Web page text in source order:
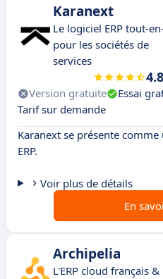
Karanext
Le logiciel ERP tout-
pour les sociétés de
services
4.8
Version gratuite Essai
Tarif sur demande
Karanext se présente
ERP.
Voir plus de détails
En
Archipelia
L'ERP cloud français &